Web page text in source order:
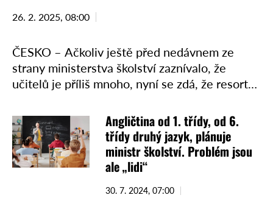
26. 2. 2025, 08:00
ČESKO – Ačkoliv ještě před nedávnem ze
strany ministerstva školství zaznívalo, že
učitelů je příliš mnoho, nyní se zdá, že resort
a dospěl k závěru, …Angličtina od 1. třídy, od 6.
třídy druhý jazyk, plánuje
ministr školství. Problém jsou
ale „lidi“
30. 7. 2024, 07:00